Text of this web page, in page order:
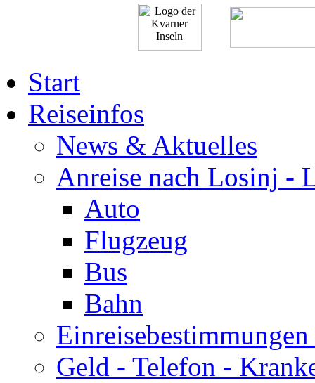
Start
Reiseinfos
News & Aktuelles
Anreise nach Losinj -
Auto
Flugzeug
Bus
Bahn
Geld - Telefon -